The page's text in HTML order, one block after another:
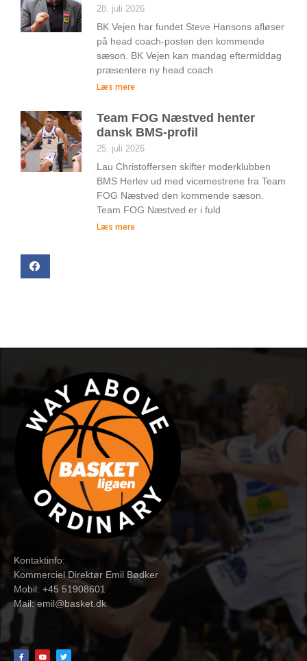
28. juli 2026
BK Vejen har fundet Steve Hansons afløser
på head coach-posten den kommende
sæson. BK Vejen kan mandag eftermiddag
præsentere ny head coach
Læs mere
Team FOG Næstved henter
dansk BMS-profil
25. juli 2026
Lau Christoffersen skifter moderklubben
BMS Herlev ud med vicemestrene fra Team
FOG Næstved den kommende sæson.
Team FOG Næstved er i fuld
Læs mere
Kontaktinfo:
Kommerciel Direktør Emil Bødker
Mobil: +45 51908601
Mail:emil@basket.dk